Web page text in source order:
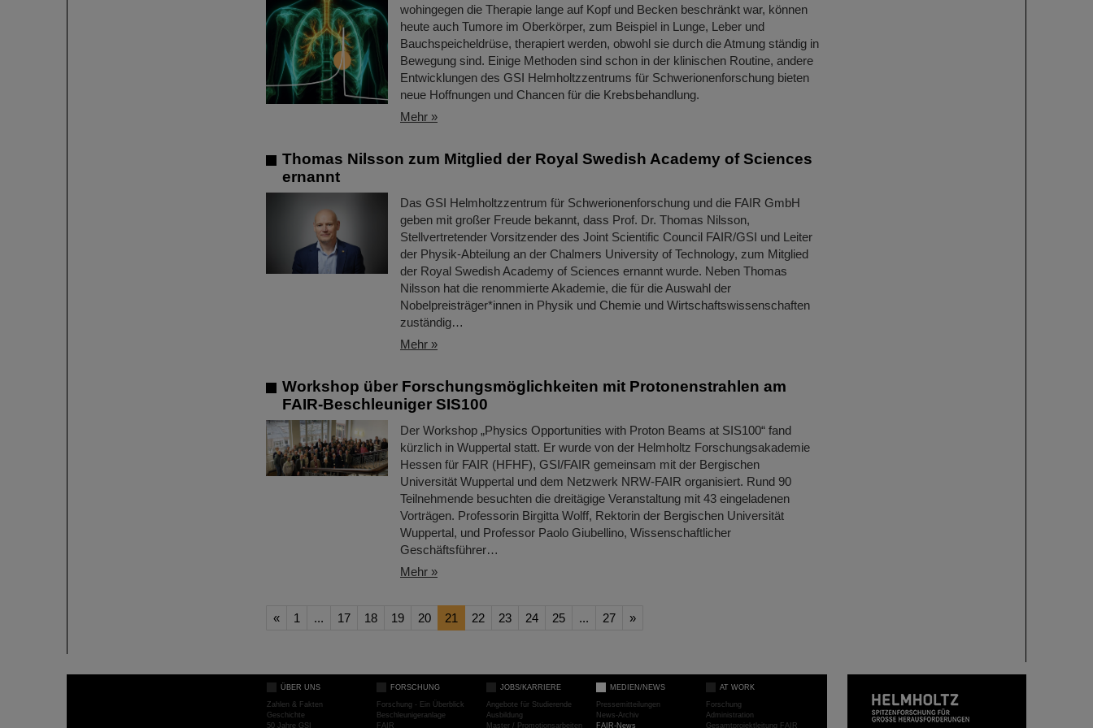
wohingegen die Therapie lange auf Kopf und Becken beschränkt war, können
heute auch Tumore im Oberkörper, zum Beispiel in Lunge, Leber und
Bauchspeicheldrüse, therapiert werden, obwohl sie durch die Atmung ständig in
Bewegung sind. Einige Methoden sind schon in der klinischen Routine, andere
Entwicklungen des GSI Helmholtzzentrums für Schwerionenforschung bieten
neue Hoffnungen und Chancen für die Krebsbehandlung.
Mehr »
Thomas Nilsson zum Mitglied der Royal Swedish Academy of Sciences
ernannt
Das GSI Helmholtzzentrum für Schwerionenforschung und die FAIR GmbH
geben mit großer Freude bekannt, dass Prof. Dr. Thomas Nilsson,
Stellvertretender Vorsitzender des Joint Scientific Council FAIR/GSI und Leiter
der Physik-Abteilung an der Chalmers University of Technology, zum Mitglied
der Royal Swedish Academy of Sciences ernannt wurde. Neben Thomas
Nilsson hat die renommierte Akademie, die für die Auswahl der
Nobelpreisträger*innen in Physik und Chemie und Wirtschaftswissenschaften
zuständig…
Mehr »
Workshop über Forschungsmöglichkeiten mit Protonenstrahlen am
FAIR-Beschleuniger SIS100
Der Workshop „Physics Opportunities with Proton Beams at SIS100“ fand
kürzlich in Wuppertal statt. Er wurde von der Helmholtz Forschungsakademie
Hessen für FAIR (HFHF), GSI/FAIR gemeinsam mit der Bergischen
Universität Wuppertal und dem Netzwerk NRW-FAIR organisiert. Rund 90
Teilnehmende besuchten die dreitägige Veranstaltung mit 43 eingeladenen
Vorträgen. Professorin Birgitta Wolff, Rektorin der Bergischen Universität
Wuppertal, und Professor Paolo Giubellino, Wissenschaftlicher
Geschäftsführer…
Mehr »
« 1 ... 17 18 19 20 21 22 23 24 25 ... 27 »
ÜBER UNS
Zahlen & Fakten
Geschichte
50 Jahre GSI
FORSCHUNG
Forschung - Ein Überblick
Beschleunigeranlage
FAIR
JOBS/KARRIERE
Angebote für Studierende
Ausbildung
Master / Promotionsarbeiten
MEDIEN/NEWS
Pressemitteilungen
News-Archiv
FAIR-News
AT WORK
Forschung
Administration
Gesamtprojektleitung FAIR